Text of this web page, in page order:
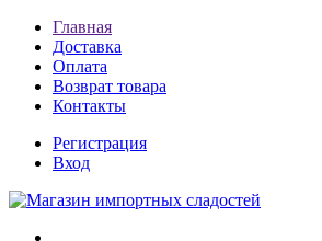
Главная
Доставка
Оплата
Возврат товара
Контакты
Регистрация
Вход